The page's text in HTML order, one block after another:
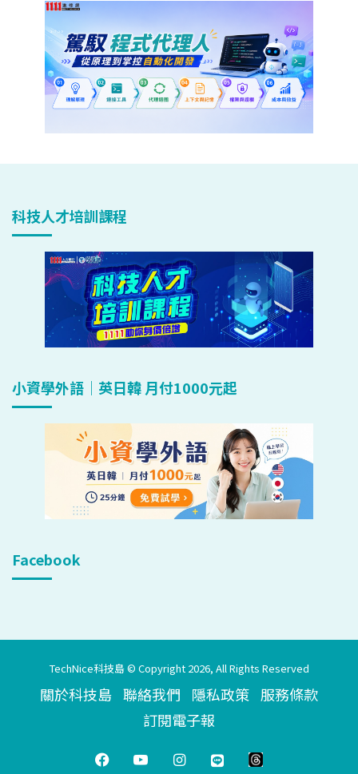
科技人才培訓課程
小資學外語｜英日韓 月付1000元起
Facebook
TechNice科技島 © Copyright 2026, All Rights Reserved
關於科技島 聯絡我們 隱私政策 服務條款
訂閱電子報